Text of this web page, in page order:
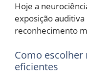
Hoje a
exposição
reconhecimento
Como
eficientes